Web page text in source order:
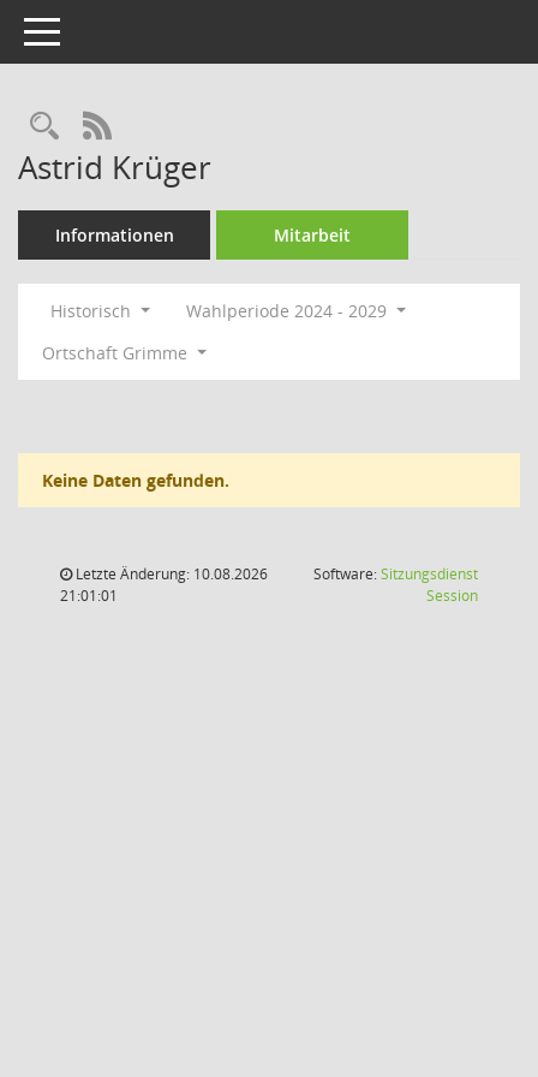
Toggle navigation
Rechercheauswahl
RSS-Feed
Astrid Krüger
Informationen Mitarbeit
Historisch
Wahlperiode 2024 - 2029
Ortschaft Grimme
Keine Daten gefunden.
Letzte Änderung: 10.08.2026
21:01:01
Software:Sitzungsdienst
Session(Wird in